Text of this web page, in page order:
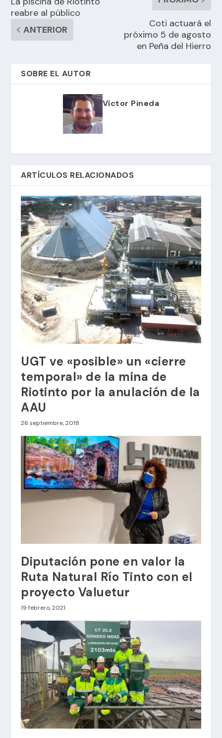
reabre al público
ANTERIOR
Coti actuará el
próximo 5 de agosto
en Peña del Hierro
SOBRE EL AUTOR
Víctor Pineda
ARTÍCULOS RELACIONADOS
UGT ve «posible» un «cierre
temporal» de la mina de
Riotinto por la anulación de la
AAU
26 septiembre, 2018
Diputación pone en valor la
Ruta Natural Río Tinto con el
proyecto Valuetur
19 febrero, 2021